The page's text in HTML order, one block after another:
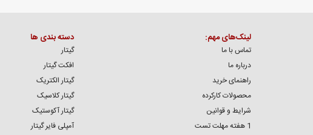
لینک‌های مهم:
تماس با ما
درباره ما
راهنمای خرید
محصولات کارکرده
شرایط و قوانین
1 هفته مهلت تست
دسته بندی ها
گیتار
افکت گیتار
گیتار الکتریک
گیتار کلاسیک
گیتار آکوستیک
آمپلی فایر گیتار